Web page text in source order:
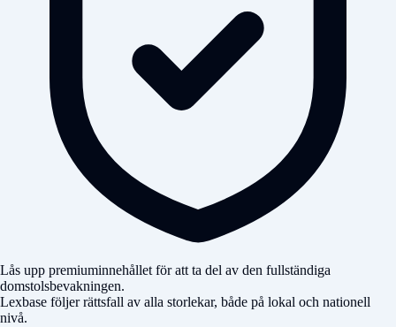
Lås upp premiuminnehållet för att ta del av den fullständiga
domstolsbevakningen.
Lexbase följer rättsfall av alla storlekar, både på lokal och nationell
nivå.